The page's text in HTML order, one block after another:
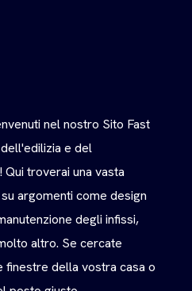
nel nostro Sito Fast
e del
troverai una vasta
argomenti come design
degli infissi,
altro. Se cercate
finestre della vostra casa o